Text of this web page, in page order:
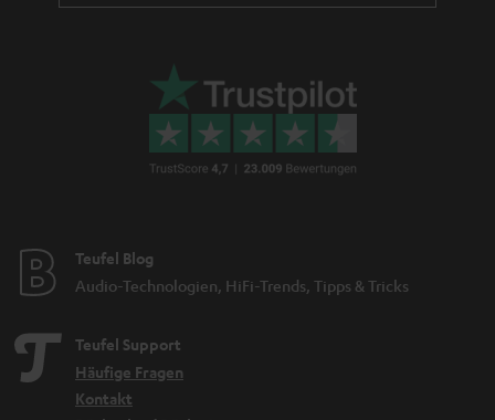
Teufel Blog
Audio-Technologien, HiFi-Trends, Tipps & Tricks
Teufel Support
Häufige Fragen
Kontakt